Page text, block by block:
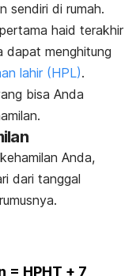
sendiri di rumah.
haid terakhir
dapat menghitung
lahir (HPL).
bisa Anda
Anda,
dari tanggal
= HPHT + 7